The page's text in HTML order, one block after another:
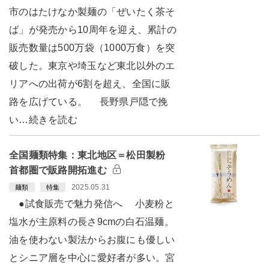
市のはたけなか製麺の「ぜいたく茶そ
ば」が発売から10周年を迎え、累計の
販売数量は500万袋（1000万食）を突
破した。東京や埼玉など東北以外のエ
リアへの出荷が6割を超え、全国に販
路を広げている。 長野県戸隠で挽
い…続きを読む
全国麺類特集：東北地区＝松田製粉
首都圏で販路開拓進む
麺類 特集 2025.05.31
●試食販売で魅力発信へ 小麦粉と
塩水が主原料の長さ9cmの白石温麺。
油を使わない製法からお腹にも優しい
とシニア層を中心に愛好者が多い。宮